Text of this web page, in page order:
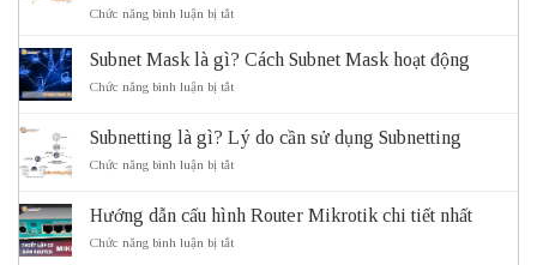
Chức năng bình luận bị tắtở
gì?
Vai
lợi
thống
thông
Subnet Mask là gì? Cách Subnet Mask hoạt động
Chức năng bình luận bị tắtở
là
Mask
động
Subnetting là gì? Lý do cần sử dụng Subnetting
Chức năng bình luận bị tắtở
gì?
Hướng dẫn cấu hình Router Mikrotik chi tiết nhất
Chức năng bình luận bị tắtở